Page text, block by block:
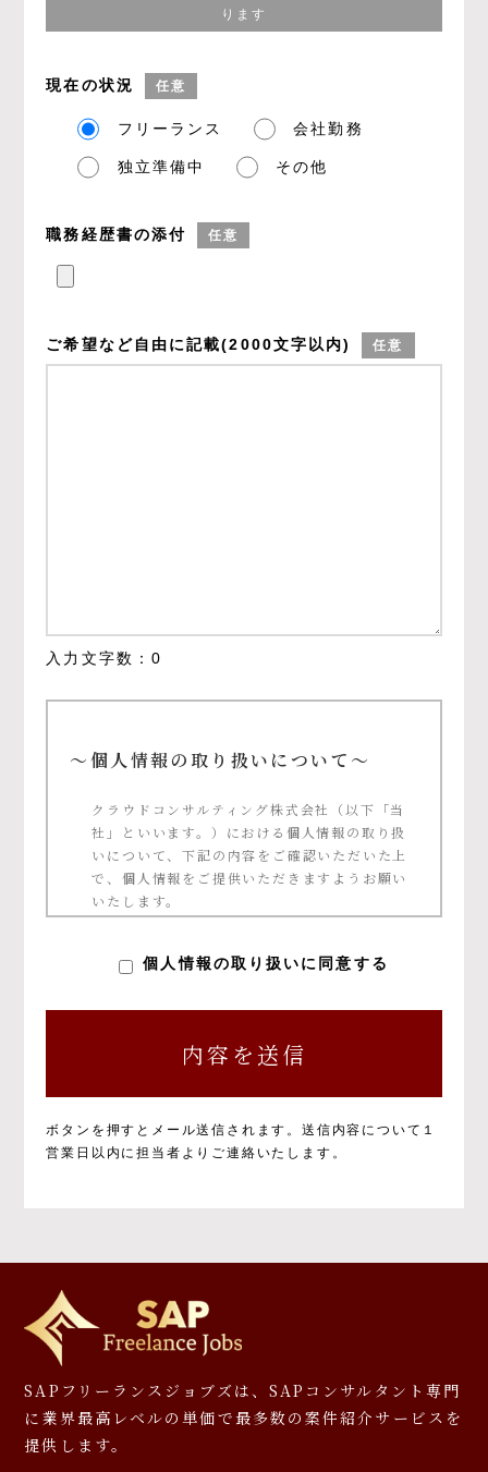
ります
現在の状況 任意
フリーランス 会社勤務
独立準備中 その他
職務経歴書の添付 任意
ご希望など自由に記載(2000文字以内) 任意
入力文字数： 0
～個人情報の取り扱いについて～
クラウドコンサルティング株式会社（以下「当
社」といいます。）における個人情報の取り扱
いについて、下記の内容をご確認いただいた上
で、個人情報をご提供いただきますようお願い
いたします。
以下のとおりです。
③ご本人の承諾に基づく、当社サービス利用
企業への個人情報提供
ー等への応募、プレゼント発送等
※お預かりした書類については、一部お返しで
きないことがありますのでご了承ください。
個人情報を提供しなかった場合に生じる結
果について
必要となる項目を入力いただかない場合は、本
個人情報の取り扱いに同意する
ボタンを押すとメール送信されます。 送信内容について１
営業日以内に担当者よりご連絡いたします。
SAPフリーランスジョブズは、SAPコンサルタント専門
に 業界最高レベルの単価で最多数の案件紹介サービスを
提供します。